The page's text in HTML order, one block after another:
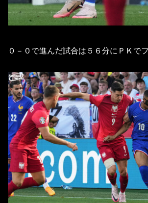
０－０で進んだ試合は５６分にＰＫで